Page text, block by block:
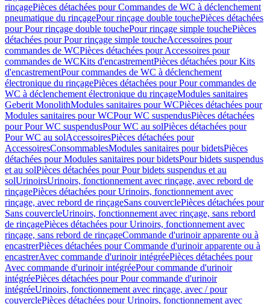
rinçagePièces détachées pour Commandes de WC à déclenchement
pneumatique du rinçagePour rinçage double touchePièces détachées
pour Pour rinçage double touchePour rinçage simple touchePièces
détachées pour Pour rinçage simple toucheAccessoires pour
commandes de WCPièces détachées pour Accessoires pour
commandes de WCKits d'encastrementPièces détachées pour Kits
d'encastrementPour commandes de WC à déclenchement
électronique du rinçagePièces détachées pour Pour commandes de
WC à déclenchement électronique du rinçageModules sanitaires
Geberit MonolithModules sanitaires pour WCPièces détachées pour
Modules sanitaires pour WCPour WC suspendusPièces détachées
pour Pour WC suspendusPour WC au solPièces détachées pour
Pour WC au solAccessoiresPièces détachées pour
AccessoiresConsommablesModules sanitaires pour bidetsPièces
détachées pour Modules sanitaires pour bidetsPour bidets suspendus
et au solPièces détachées pour Pour bidets suspendus et au
solUrinoirsUrinoirs, fonctionnement avec rinçage, avec rebord de
rinçagePièces détachées pour Urinoirs, fonctionnement avec
rinçage, avec rebord de rinçageSans couverclePièces détachées pour
Sans couvercleUrinoirs, fonctionnement avec rinçage, sans rebord
de rinçagePièces détachées pour Urinoirs, fonctionnement avec
rinçage, sans rebord de rinçageCommande d'urinoir apparente ou à
encastrerPièces détachées pour Commande d'urinoir apparente ou à
encastrerAvec commande d'urinoir intégréePièces détachées pour
Avec commande d'urinoir intégréePour commande d'urinoir
intégréePièces détachées pour Pour commande d'urinoir
intégréeUrinoirs, fonctionnement avec rinçage, avec / pour
couverclePièces détachées pour Urinoirs, fonctionnement avec